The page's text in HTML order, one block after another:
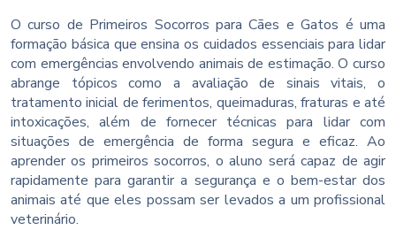
O curso de Primeiros Socorros para Cães e Gatos é uma
formação básica que ensina os cuidados essenciais para lidar
com emergências envolvendo animais de estimação. O curso
abrange tópicos como a avaliação de sinais vitais, o
tratamento inicial de ferimentos, queimaduras, fraturas e até
intoxicações, além de fornecer técnicas para lidar com
situações de emergência de forma segura e eficaz. Ao
aprender os primeiros socorros, o aluno será capaz de agir
rapidamente para garantir a segurança e o bem-estar dos
animais até que eles possam ser levados a um profissional
veterinário.